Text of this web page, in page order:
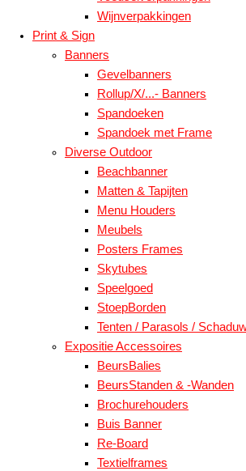
Wijnverpakkingen
Print & Sign
Banners
Gevelbanners
Rollup/X/...- Banners
Spandoeken
Spandoek met Frame
Diverse Outdoor
Beachbanner
Matten & Tapijten
Menu Houders
Meubels
Posters Frames
Skytubes
Speelgoed
StoepBorden
Tenten / Parasols /
Expositie Accessoires
BeursBalies
BeursStanden & -Wanden
Brochurehouders
Buis Banner
Re-Board
Textielframes